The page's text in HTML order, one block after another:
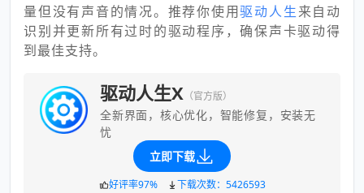
量但没有声音的情况。推荐你使用驱动人生来自动
识别并更新所有过时的驱动程序，确保声卡驱动得
到最佳支持。
驱动人生X （官方版）
全新界面，核心优化，智能修复，安装无
忧
立即下载
好评率97% 下载次数：5426593